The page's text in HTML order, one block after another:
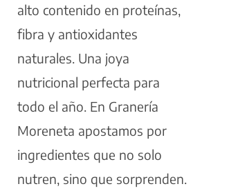
alto contenido en proteínas,
fibra y antioxidantes
naturales. Una joya
nutricional perfecta para
todo el año. En Granería
Moreneta apostamos por
ingredientes que no solo
nutren, sino que sorprenden.